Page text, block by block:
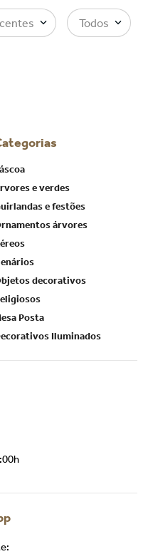
Todos
e verdes
e festões
árvores
decorativos
Posta
Iluminados